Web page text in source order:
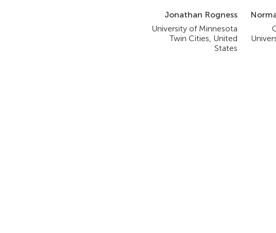
Jonathan Rogness
University of Minnesota
Twin Cities, United
States